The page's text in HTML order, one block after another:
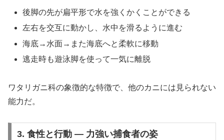
後脚の先が扁平形で水を強くかくことができる
左右を交互に動かし、水中を滑るように進む
海底→水面→また海底へと柔軟に移動
逃走時も遊泳脚を使って一気に離脱
ワタリガニ科の象徴的な特徴で、他のカニには見られない
能力だ。
3. 食性と行動 ― 力強い捕食者の姿